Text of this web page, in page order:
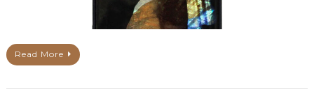
Read More